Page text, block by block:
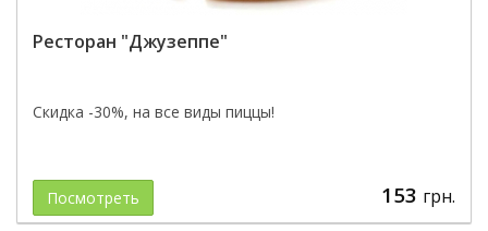
Ресторан "Джузеппе"
Скидка -30%, на все виды пиццы!
Посмотреть 153 грн.